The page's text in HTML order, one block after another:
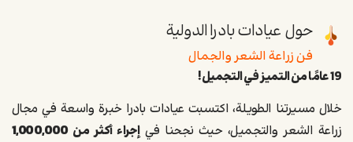
حول عيادات بادرا الدولية
فن زراعة الشعر والجمال
19 عامًا من التميز في التجميل!
خلال مسيرتنا الطويلة، اكتسبتعيادات بادرا خبرة واسعة في مجال
زراعة الشعر والتجميل، حيث نجحنا فيإجراء أكثر من1,000,000